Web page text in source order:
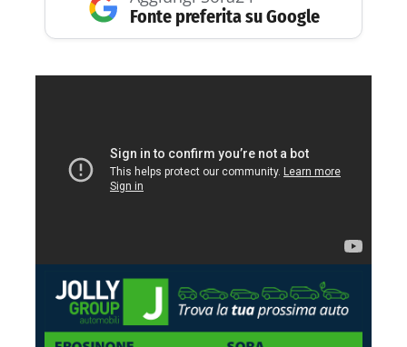
Fonte preferita su Google